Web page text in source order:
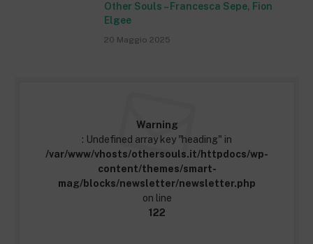
Other Souls – Francesca Sepe, Fion
Elgee
20 Maggio 2025
Warning
: Undefined array key "heading" in
/var/www/vhosts/othersouls.it/httpdocs/wp-
content/themes/smart-
mag/blocks/newsletter/newsletter.php
on line
122